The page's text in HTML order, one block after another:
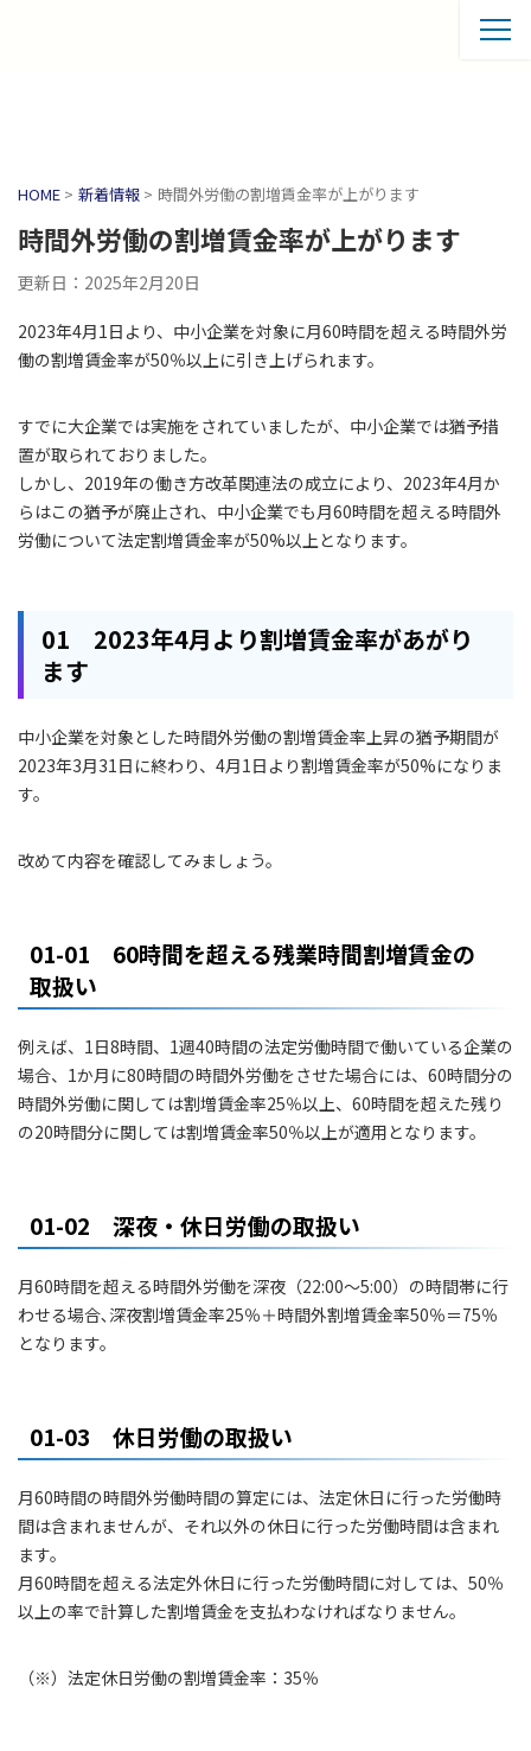
HOME > 新着情報 > 時間外労働の割増賃金率が上がります
時間外労働の割増賃金率が上がります
更新日：2025年2月20日
2023年4月1日より、中小企業を対象に月60時間を超える時間外労
働の割増賃金率が50％以上に引き上げられます。
すでに大企業では実施をされていましたが、中小企業では猶予措
置が取られておりました。
しかし、2019年の働き方改革関連法の成立により、2023年4月か
らはこの猶予が廃止され、中小企業でも月60時間を超える時間外
労働について法定割増賃金率が50%以上となります。
01 2023年4月より割増賃金率があがり
ます
中小企業を対象とした時間外労働の割増賃金率上昇の猶予期間が
2023年3月31日に終わり、4月1日より割増賃金率が50%になりま
す。
改めて内容を確認してみましょう。
01-01 60時間を超える残業時間割増賃金の
取扱い
例えば、1日8時間、1週40時間の法定労働時間で働いている企業の
場合、1か月に80時間の時間外労働をさせた場合には、60時間分の
時間外労働に関しては割増賃金率25％以上、60時間を超えた残り
の20時間分に関しては割増賃金率50％以上が適用となります。
01-02 深夜・休日労働の取扱い
月60時間を超える時間外労働を深夜（22:00～5:00）の時間帯に行
わせる場合､深夜割増賃金率25％＋時間外割増賃金率50％＝75％
となります。
01-03 休日労働の取扱い
月60時間の時間外労働時間の算定には、法定休日に行った労働時
間は含まれませんが、それ以外の休日に行った労働時間は含まれ
ます。
月60時間を超える法定外休日に行った労働時間に対しては、50％
以上の率で計算した割増賃金を支払わなければなりません。
（※）法定休日労働の割増賃金率：35％